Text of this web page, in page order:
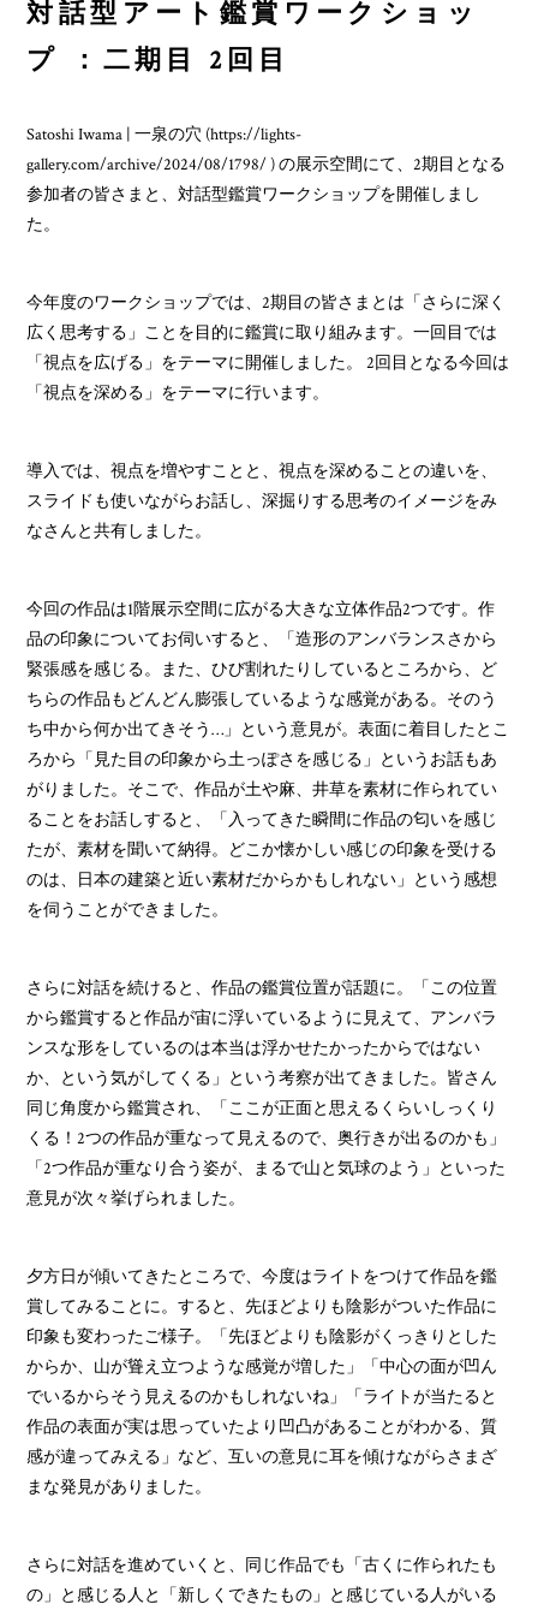
対話型アート鑑賞ワークショッ
プ ：二期目 2回目
Satoshi Iwama | 一泉の穴 (https://lights-
gallery.com/archive/2024/08/1798/ ) の展示空間にて、2期目となる
参加者の皆さまと、対話型鑑賞ワークショップを開催しまし
た。
今年度のワークショップでは、2期目の皆さまとは「さらに深く
広く思考する」ことを目的に鑑賞に取り組みます。一回目では
「視点を広げる」をテーマに開催しました。 2回目となる今回は
「視点を深める」をテーマに行います。
導入では、視点を増やすことと、視点を深めることの違いを、
スライドも使いながらお話し、深掘りする思考のイメージをみ
なさんと共有しました。
今回の作品は1階展示空間に広がる大きな立体作品2つです。作
品の印象についてお伺いすると、「造形のアンバランスさから
緊張感を感じる。また、ひび割れたりしているところから、ど
ちらの作品もどんどん膨張しているような感覚がある。そのう
ち中から何か出てきそう…」という意見が。表面に着目したとこ
ろから「見た目の印象から土っぽさを感じる」というお話もあ
がりました。そこで、作品が土や麻、井草を素材に作られてい
ることをお話しすると、「入ってきた瞬間に作品の匂いを感じ
たが、素材を聞いて納得。どこか懐かしい感じの印象を受ける
のは、日本の建築と近い素材だからかもしれない」という感想
を伺うことができました。
さらに対話を続けると、作品の鑑賞位置が話題に。「この位置
から鑑賞すると作品が宙に浮いているように見えて、アンバラ
ンスな形をしているのは本当は浮かせたかったからではない
か、という気がしてくる」という考察が出てきました。皆さん
同じ角度から鑑賞され、「ここが正面と思えるくらいしっくり
くる！2つの作品が重なって見えるので、奥行きが出るのかも」
「2つ作品が重なり合う姿が、まるで山と気球のよう」といった
意見が次々挙げられました。
夕方日が傾いてきたところで、今度はライトをつけて作品を鑑
賞してみることに。すると、先ほどよりも陰影がついた作品に
印象も変わったご様子。「先ほどよりも陰影がくっきりとした
からか、山が聳え立つような感覚が増した」「中心の面が凹ん
でいるからそう見えるのかもしれないね」「ライトが当たると
作品の表面が実は思っていたより凹凸があることがわかる、質
感が違ってみえる」など、互いの意見に耳を傾けながらさまざ
まな発見がありました。
さらに対話を進めていくと、同じ作品でも「古くに作られたも
の」と感じる人と「新しくできたもの」と感じている人がいる